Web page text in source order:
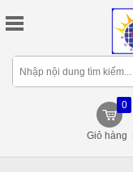
Giỏ hàng
0